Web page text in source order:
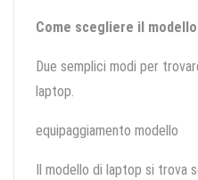
Come scegliere il
Due semplici modi per
laptop.
equipaggiamento modello
Il modello di laptop si trova